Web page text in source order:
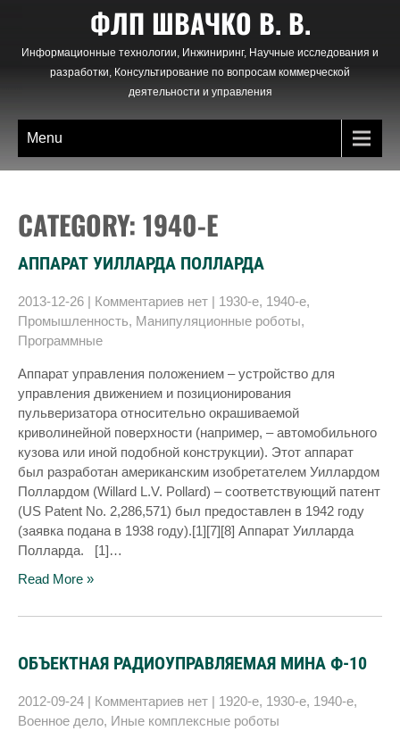
content
ФЛП ШВАЧКО В. В.
Информационные технологии, Инжиниринг, Научные исследования и
разработки, Консультирование по вопросам коммерческой
деятельности и управления
Menu
CATEGORY: 1940-Е
АППАРАТ УИЛЛАРДА ПОЛЛАРДА
2013-12-26 | Комментариев нет | 1930-е, 1940-е,
Промышленность, Манипуляционные роботы,
Программные
Аппарат управления положением – устройство для
управления движением и позиционирования
пульверизатора относительно окрашиваемой
криволинейной поверхности (например, – автомобильного
кузова или иной подобной конструкции). Этот аппарат
был разработан американским изобретателем Уиллардом
Поллардом (Willard L.V. Pollard) – соответствующий патент
(US Patent No. 2,286,571) был предоставлен в 1942 году
(заявка подана в 1938 году).[1][7][8] Аппарат Уилларда
Полларда. [1]…
Read More »
ОБЪЕКТНАЯ РАДИОУПРАВЛЯЕМАЯ МИНА Ф-10
2012-09-24 | Комментариев нет | 1920-е, 1930-е, 1940-е,
Военное дело, Иные комплексные роботы